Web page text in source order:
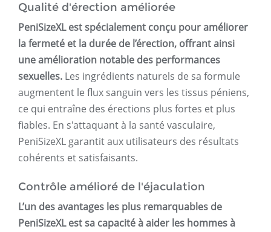
Qualité d'érection améliorée
PeniSizeXL est spécialement conçu pour améliorer
la fermeté et la durée de l’érection, offrant ainsi
une amélioration notable des performances
sexuelles. Les ingrédients naturels de sa formule
augmentent le flux sanguin vers les tissus péniens,
ce qui entraîne des érections plus fortes et plus
fiables. En s'attaquant à la santé vasculaire,
PeniSizeXL garantit aux utilisateurs des résultats
cohérents et satisfaisants.
Contrôle amélioré de l'éjaculation
L’un des avantages les plus remarquables de
PeniSizeXL est sa capacité à aider les hommes à